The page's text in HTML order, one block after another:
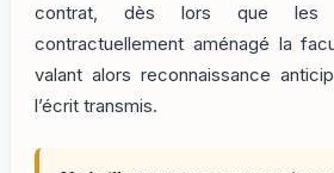
contrat, dès lors que les
contractuellement aménagé la
valant alors reconnaissance
l’écrit transmis.